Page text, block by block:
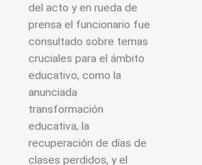
del acto y en rueda de
prensa el funcionario fue
consultado sobre temas
cruciales para el ámbito
educativo, como la
anunciada
transformación
educativa, la
recuperación de días de
clases perdidos, y el